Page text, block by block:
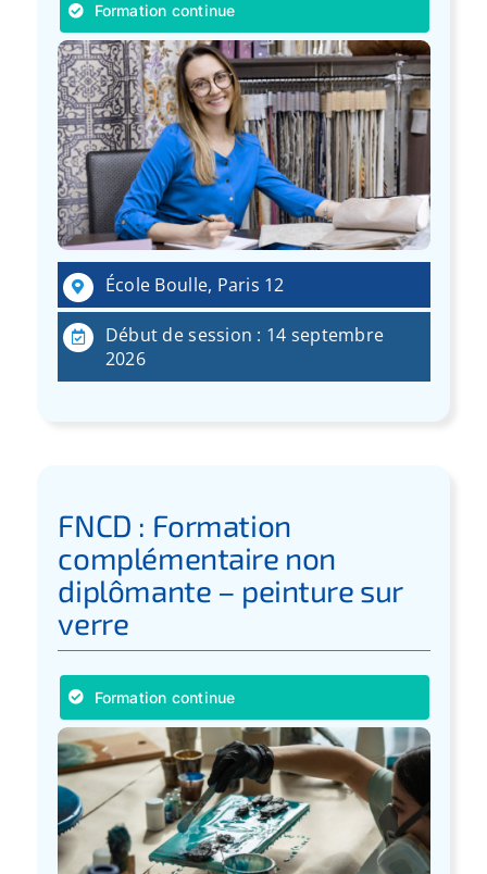
Formation continue
École Boulle, Paris 12
Début de session : 14 septembre
2026
FNCD : Formation
complémentaire non
diplômante – peinture sur
verre
Formation continue